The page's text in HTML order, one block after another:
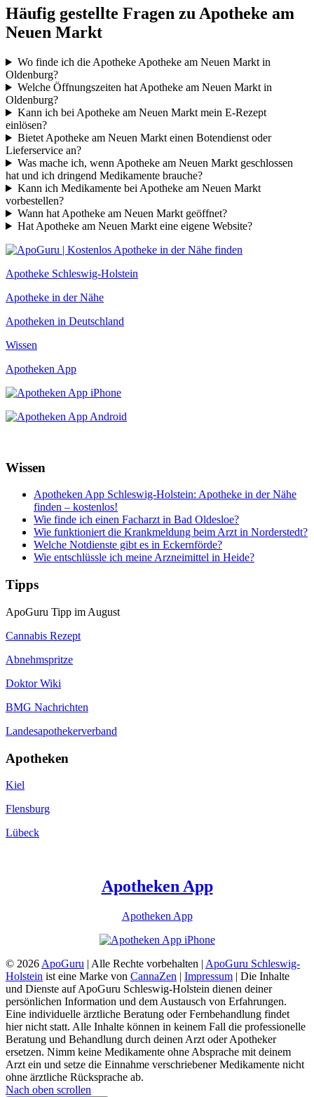
Häufig gestellte Fragen zu Apotheke am
Neuen Markt
Wo finde ich die Apotheke Apotheke am Neuen Markt in
Oldenburg?
Welche Öffnungszeiten hat Apotheke am Neuen Markt in
Oldenburg?
Kann ich bei Apotheke am Neuen Markt mein E-Rezept
einlösen?
Bietet Apotheke am Neuen Markt einen Botendienst oder
Lieferservice an?
Was mache ich, wenn Apotheke am Neuen Markt geschlossen
hat und ich dringend Medikamente brauche?
Kann ich Medikamente bei Apotheke am Neuen Markt
vorbestellen?
Wann hat Apotheke am Neuen Markt geöffnet?
Hat Apotheke am Neuen Markt eine eigene Website?
Apotheke Schleswig-Holstein
Apotheke in der Nähe
Apotheken in Deutschland
Wissen
Apotheken App
Wissen
Apotheken App Schleswig-Holstein: Apotheke in der Nähe
finden – kostenlos!
Wie finde ich einen Facharzt in Bad Oldesloe?
Wie funktioniert die Krankmeldung beim Arzt in Norderstedt?
Welche Notdienste gibt es in Eckernförde?
Wie entschlüssle ich meine Arzneimittel in Heide?
Tipps
ApoGuru Tipp im August
Cannabis Rezept
Abnehmspritze
Doktor Wiki
BMG Nachrichten
Landesapothekerverband
Apotheken
Kiel
Flensburg
Lübeck
Apotheken App
Apotheken App
© 2026 ApoGuru | Alle Rechte vorbehalten | ApoGuru Schleswig-
Holstein ist eine Marke von CannaZen | Impressum | Die Inhalte
und Dienste auf ApoGuru Schleswig-Holstein dienen deiner
persönlichen Information und dem Austausch von Erfahrungen.
Eine individuelle ärztliche Beratung oder Fernbehandlung findet
hier nicht statt. Alle Inhalte können in keinem Fall die professionelle
Beratung und Behandlung durch deinen Arzt oder Apotheker
ersetzen. Nimm keine Medikamente ohne Absprache mit deinem
Arzt ein und setze die Einnahme verschriebener Medikamente nicht
ohne ärztliche Rücksprache ab.
Nach oben scrollen